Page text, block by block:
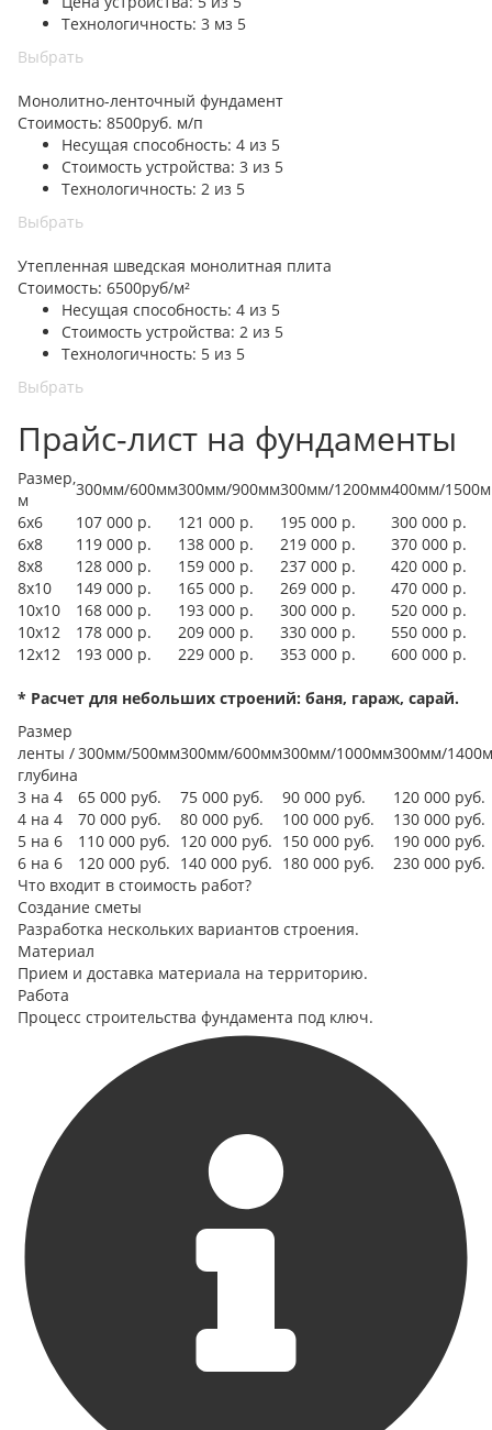
Технологичность: 3 мз 5
Выбрать
Монолитно-ленточный фундамент
Стоимость: 8500руб. м/п
Несущая способность: 4 из 5
Стоимость устройства: 3 из 5
Технологичность: 2 из 5
Выбрать
Утепленная шведская монолитная плита
Стоимость: 6500руб/м²
Несущая способность: 4 из 5
Стоимость устройства: 2 из 5
Технологичность: 5 из 5
Выбрать
Прайс-лист на фундаменты
Размер,
м
300мм/600мм300мм/900мм300мм/1200мм400мм/
6х6
107 000 р. 121 000 р. 195 000 р.
300 000 р.
6х8
119 000 р. 138 000 р. 219 000 р.
370 000 р.
8х8
128 000 р. 159 000 р. 237 000 р.
420 000 р.
8х10
149 000 р. 165 000 р. 269 000 р.
470 000 р.
10х10
168 000 р. 193 000 р. 300 000 р.
520 000 р.
10х12
178 000 р. 209 000 р. 330 000 р.
550 000 р.
12х12
193 000 р. 229 000 р. 353 000 р. 600 000 р.
* Расчет для небольших строений: баня, гараж, сарай.
Размер
ленты /
глубина
300мм/500мм300мм/600мм300мм/1000мм300мм/
3 на 4 65 000 руб. 75 000 руб. 90 000 руб.
120 000 руб.
4 на 4
70 000 руб. 80 000 руб. 100 000 руб.
130 000 руб.
5 на 6
110 000 руб. 120 000 руб. 150 000 руб.
190 000 руб.
6 на 6
120 000 руб. 140 000 руб. 180 000 руб.
230 000 руб.
Что входит в стоимость работ?
Создание сметы
Разработка нескольких вариантов строения.
Материал
Прием и доставка материала на территорию.
Работа
Процесс строительства фундамента под ключ.